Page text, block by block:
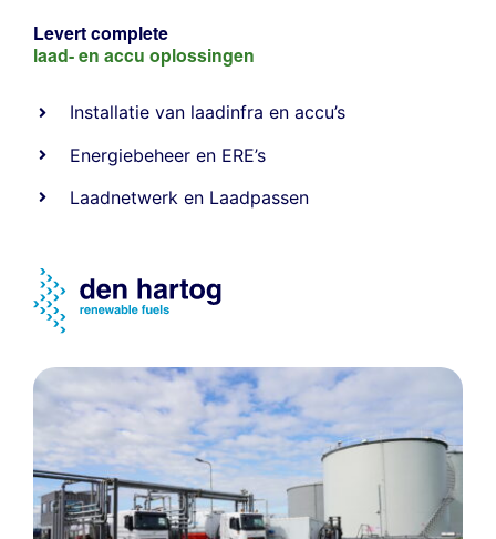
Levert complete
laad- en accu oplossingen
Installatie van laadinfra en accu’s
Energiebeheer en ERE’s
Laadnetwerk en Laadpassen